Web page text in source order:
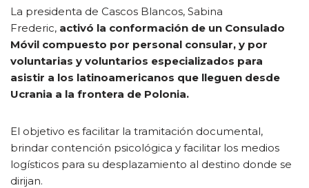
La presidenta de Cascos Blancos, Sabina
Frederic, activó la conformación de un Consulado
Móvil compuesto por personal consular, y por
voluntarias y voluntarios especializados para
asistir a los latinoamericanos que lleguen desde
Ucrania a la frontera de Polonia.
El objetivo es facilitar la tramitación documental,
brindar contención psicológica y facilitar los medios
logísticos para su desplazamiento al destino donde se
dirijan.